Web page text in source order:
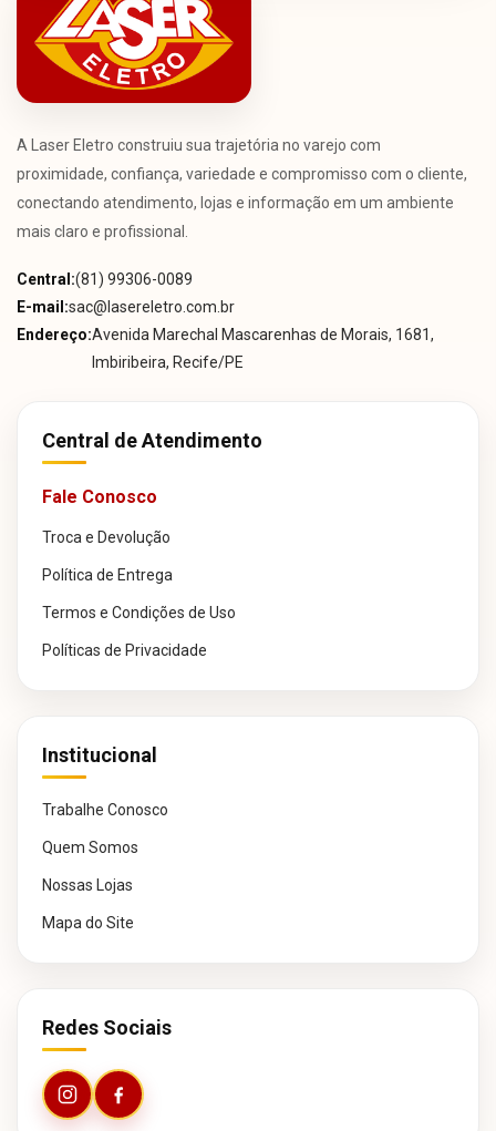
A Laser Eletro construiu sua trajetória no varejo com
proximidade, confiança, variedade e compromisso com o cliente,
conectando atendimento, lojas e informação em um ambiente
mais claro e profissional.
Central:(81) 99306-0089
E-mail:sac@lasereletro.com.br
Endereço:Avenida Marechal Mascarenhas de Morais, 1681,
Imbiribeira, Recife/PE
Central de Atendimento
Fale Conosco
Troca e Devolução
Política de Entrega
Termos e Condições de Uso
Políticas de Privacidade
Institucional
Trabalhe Conosco
Quem Somos
Nossas Lojas
Mapa do Site
Redes Sociais